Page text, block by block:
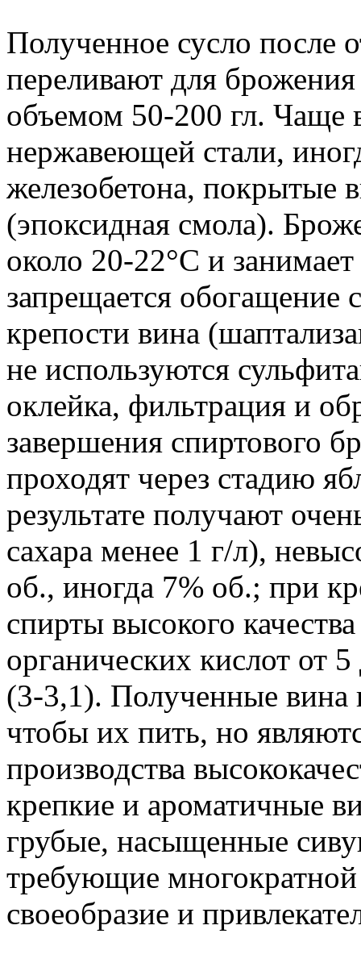
Полученное сусло после
переливают для
объемом 50-200 гл. Чаще
нержавеющей стали,
железобетона, покрытые
(эпоксидная смола).
около 20-22°C и
запрещается обогащение
крепости вина
не используются
оклейка, фильтрация и
завершения спиртового
проходят через стадию
результате получают
сахара менее 1 г/л),
об., иногда 7% об.; при
спирты высокого
органических кислот от
(3-3,1). Полученные вина
чтобы их пить, но
производства
крепкие и ароматичные
грубые, насыщенные
требующие
своеобразие и